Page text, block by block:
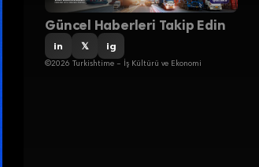
Güncel Haberleri Takip Edin
in 𝕏 ig
©2026 Turkishtime – İş Kültürü ve Ekonomi